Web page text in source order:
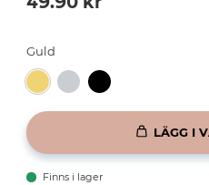
Guld
LÄGG I
Finns i lager